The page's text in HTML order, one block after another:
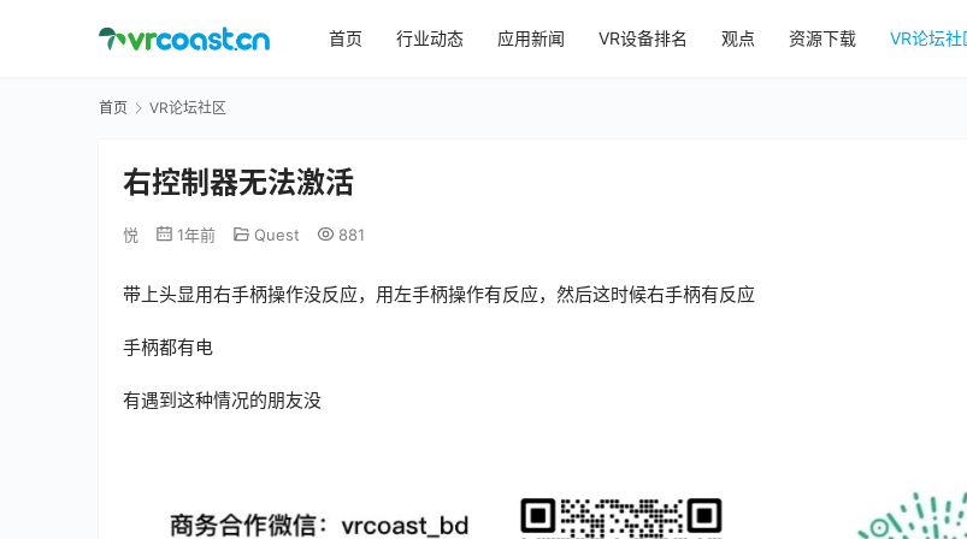
首页 行业动态 应用新闻 VR设备排名 观点 资源下载 VR论坛社
首页 VR论坛社区
右控制器无法激活
悦 1年前 Quest 881
带上头显用右手柄操作没反应，用左手柄操作有反应，然后这时候右手柄有反应
手柄都有电
有遇到这种情况的朋友没